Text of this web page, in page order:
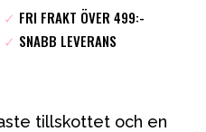
✓ FRI FRAKT ÖVER 499:-
✓ SNABB LEVERANS
tillskottet och en